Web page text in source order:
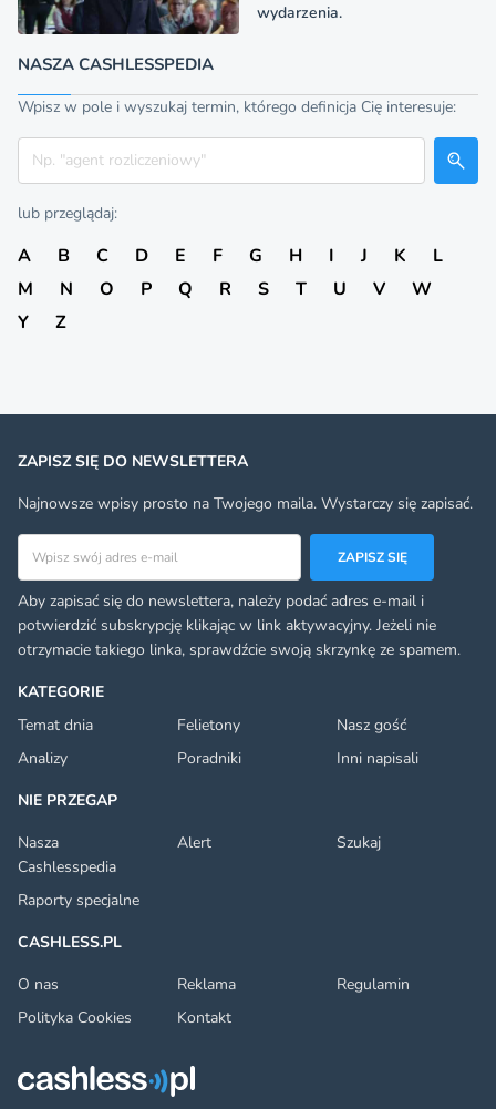
wydarzenia.
NASZA CASHLESSPEDIA
Wpisz w pole i wyszukaj termin, którego definicja Cię interesuje:
Szukaj
lub przeglądaj:
A B C D E F G H I J K
L
M
N O P Q R S T U V
W
Y
Z
KATEGORIE
Temat dnia
Felietony
Nasz gość
Analizy
Poradniki
Inni napisali
NIE PRZEGAP
Nasza
Cashlesspedia
Alert Szukaj
Raporty specjalne
CASHLESS.PL
O nas
Reklama
Regulamin
Polityka Cookies
Kontakt
ZAPISZ SIĘ DO NEWSLETTERA
Najnowsze wpisy prosto na Twojego maila. Wystarczy się zapisać.
Adres email
ZAPISZ SIĘ
Aby zapisać się do newslettera, należy podać adres e-mail i
potwierdzić subskrypcję klikając w link aktywacyjny. Jeżeli nie
otrzymacie takiego linka, sprawdźcie swoją skrzynkę ze spamem.